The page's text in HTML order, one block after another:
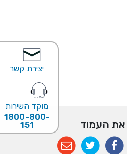
יצירת קשר
מוקד השירות
1800-800-
151
העמוד